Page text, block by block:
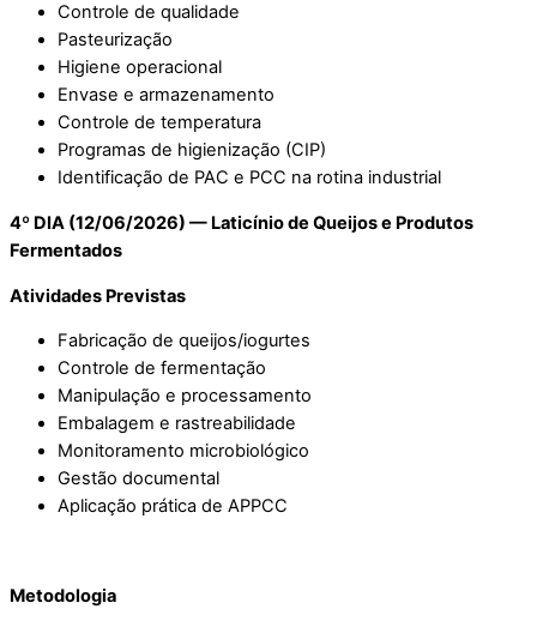
Controle de qualidade
Pasteurização
Higiene operacional
Envase e armazenamento
Controle de temperatura
Programas de higienização (CIP)
Identificação de PAC e PCC na rotina industrial
4º DIA (12/06/2026) — Laticínio de Queijos e Produtos
Fermentados
Atividades Previstas
Fabricação de queijos/iogurtes
Controle de fermentação
Manipulação e processamento
Embalagem e rastreabilidade
Monitoramento microbiológico
Gestão documental
Aplicação prática de APPCC
Metodologia